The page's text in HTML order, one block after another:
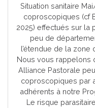
Situation sanitaire
coproscopiques (cf
2025) effectués sur la
peu de
l’étendue de la zone
Nous vous rappelons
Alliance Pastorale
coproscopiques par
adhérents à notre
Le risque